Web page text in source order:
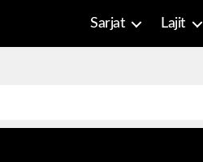
Sarjat Lajit